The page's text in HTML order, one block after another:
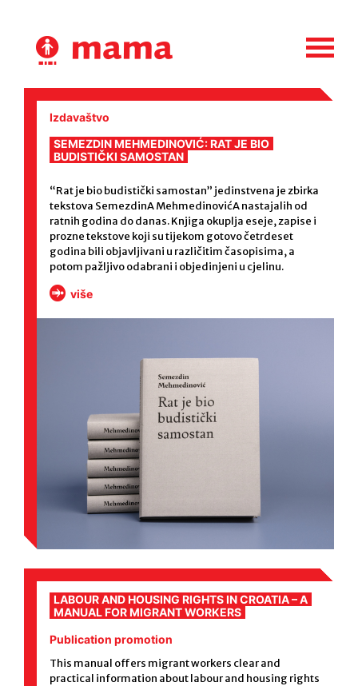
Izdavaštvo
SEMEZDIN MEHMEDINOVIĆ: RAT JE BIO
BUDISTIČKI SAMOSTAN
“Rat je bio budistički samostan” jedinstvena je zbirka
tekstova SemezdinA MehmedinovićA nastajalih od
ratnih godina do danas. Knjiga okuplja eseje, zapise i
prozne tekstove koji su tijekom gotovo četrdeset
godina bili objavljivani u različitim časopisima, a
potom pažljivo odabrani i objedinjeni u cjelinu.
više
LABOUR AND HOUSING RIGHTS IN CROATIA – A
MANUAL FOR MIGRANT WORKERS
Publication promotion
This manual offers migrant workers clear and
practical information about labour and housing rights